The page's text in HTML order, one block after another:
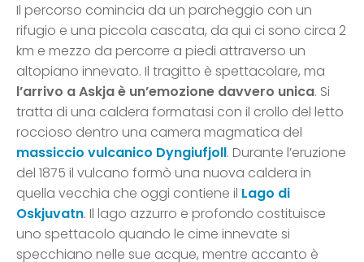
Il percorso comincia da un parcheggio con un
rifugio e una piccola cascata, da qui ci sono circa 2
km e mezzo da percorre a piedi attraverso un
altopiano innevato. Il tragitto è spettacolare, ma
l’arrivo a Askja è un’emozione davvero unica. Si
tratta di una caldera formatasi con il crollo del letto
roccioso dentro una camera magmatica del
massiccio vulcanico Dyngiufjoll. Durante l’eruzione
del 1875 il vulcano formò una nuova caldera in
quella vecchia che oggi contiene il Lago di
Oskjuvatn. Il lago azzurro e profondo costituisce
uno spettacolo quando le cime innevate si
specchiano nelle sue acque, mentre accanto è